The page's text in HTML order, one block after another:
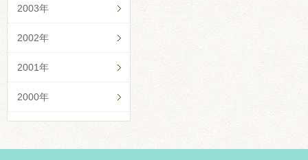
2003年
2002年
2001年
2000年